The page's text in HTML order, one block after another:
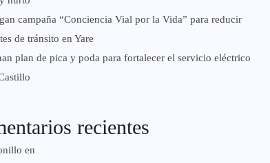
campaña “Conciencia Vial por la Vida” para reducir
de tránsito en Yare
plan de pica y poda para fortalecer el servicio eléctrico
recientes
en